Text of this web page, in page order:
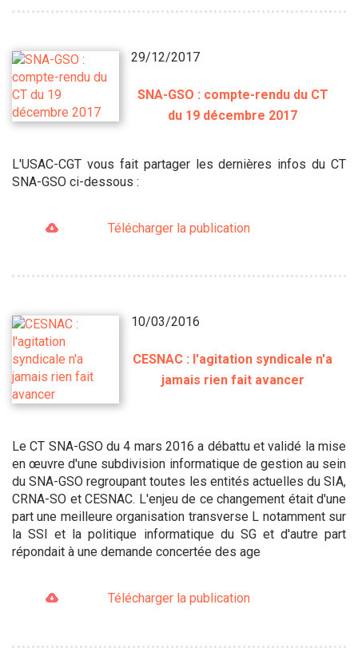
29/12/2017
SNA-GSO : compte-rendu du CT
du 19 décembre 2017
L'USAC-CGT vous fait partager les dernières infos du CT
SNA-GSO ci-dessous :
Télécharger la publication
10/03/2016
CESNAC : l'agitation syndicale n'a
jamais rien fait avancer
Le CT SNA-GSO du 4 mars 2016 a débattu et validé la mise
en œuvre d'une subdivision informatique de gestion au sein
du SNA-GSO regroupant toutes les entités actuelles du SIA,
CRNA-SO et CESNAC. L'enjeu de ce changement était d'une
part une meilleure organisation transverse L notamment sur
la SSI et la politique informatique du SG et d'autre part
répondait à une demande concertée des age
Télécharger la publication